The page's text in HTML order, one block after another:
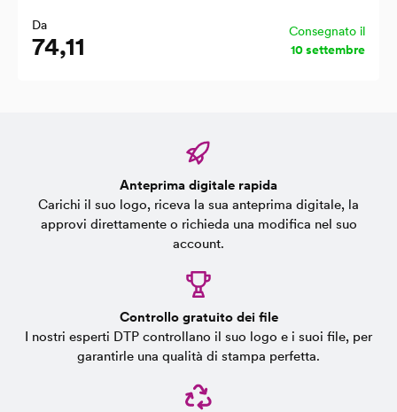
Da
74,11
Consegnato il
10 settembre
Anteprima digitale rapida
Carichi il suo logo, riceva la sua anteprima digitale, la
approvi direttamente o richieda una modifica nel suo
account.
Controllo gratuito dei file
I nostri esperti DTP controllano il suo logo e i suoi file, per
garantirle una qualità di stampa perfetta.